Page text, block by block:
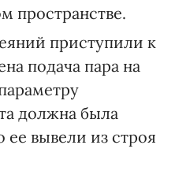
пространстве.
приступили к
подача пара на
должна была
ее вывели из строя